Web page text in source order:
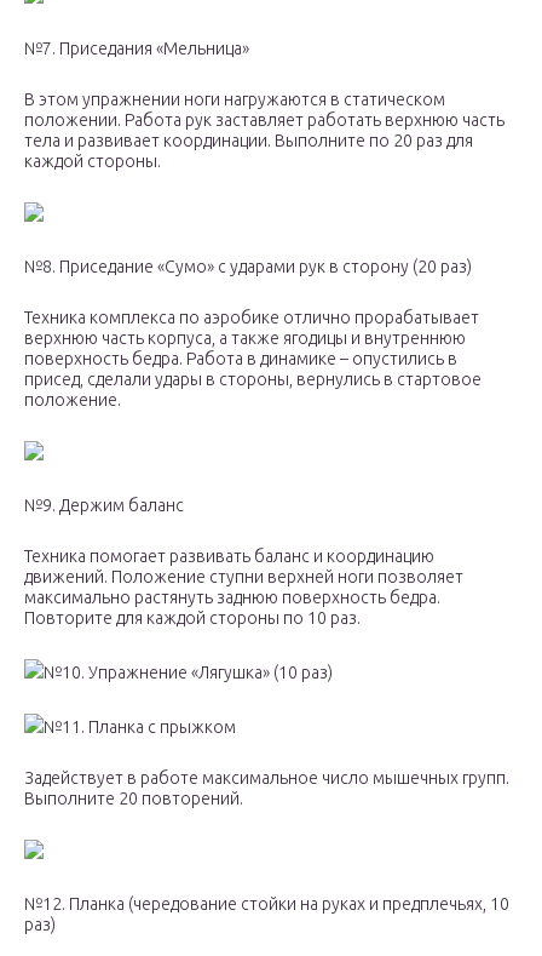
№7. Приседания «Мельница»
В этом упражнении ноги нагружаются в статическом
положении. Работа рук заставляет работать верхнюю часть
тела и развивает координации. Выполните по 20 раз для
каждой стороны.
№8. Приседание «Сумо» с ударами рук в сторону (20 раз)
Техника комплекса по аэробике отлично прорабатывает
верхнюю часть корпуса, а также ягодицы и внутреннюю
поверхность бедра. Работа в динамике – опустились в
присед, сделали удары в стороны, вернулись в стартовое
положение.
№9. Держим баланс
Техника помогает развивать баланс и координацию
движений. Положение ступни верхней ноги позволяет
максимально растянуть заднюю поверхность бедра.
Повторите для каждой стороны по 10 раз.
№10. Упражнение «Лягушка» (10 раз)
№11. Планка с прыжком
Задействует в работе максимальное число мышечных групп.
Выполните 20 повторений.
№12. Планка (чередование стойки на руках и предплечьях, 10
раз)